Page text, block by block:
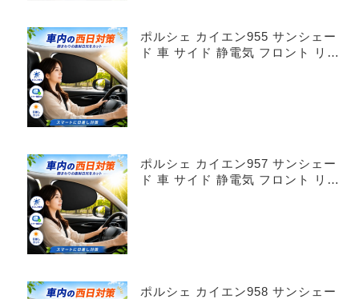
ポルシェ カイエン955 サンシェー
ド 車 サイド 静電気 フロント リア
ポルシェ カイエン957 サンシェー
ド 車 サイド 静電気 フロント リア
ポルシェ カイエン958 サンシェー